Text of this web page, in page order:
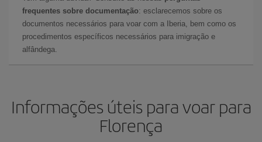
frequentes sobre documentação: esclarecemos sobre os
documentos necessários para voar com a Iberia, bem como os
procedimentos específicos necessários para imigração e
alfândega.
Informações úteis para voar para
Florença